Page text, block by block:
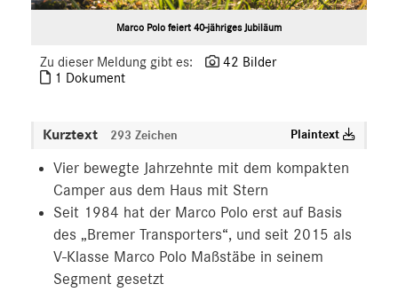
ÜBER UNS
Marco Polo feiert 40-jähriges Jubiläum
Zu dieser Meldung gibt es:
42 Bilder
1 Dokument
Kurztext 293 Zeichen Plaintext
Vier bewegte Jahrzehnte mit dem kompakten
Camper aus dem Haus mit Stern
Seit 1984 hat der Marco Polo erst auf Basis
des „Bremer Transporters“, und seit 2015 als
V‑Klasse Marco Polo Maßstäbe in seinem
Segment gesetzt